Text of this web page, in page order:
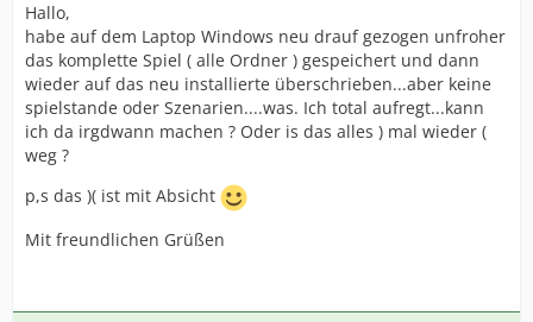
Hallo,
habe auf dem Laptop Windows neu drauf gezogen unfroher
das komplette Spiel ( alle Ordner ) gespeichert und dann
wieder auf das neu installierte überschrieben...aber keine
spielstande oder Szenarien....was. Ich total aufregt...kann
ich da irgdwann machen ? Oder is das alles ) mal wieder (
weg ?
p,s das )( ist mit Absicht
Mit freundlichen Grüßen